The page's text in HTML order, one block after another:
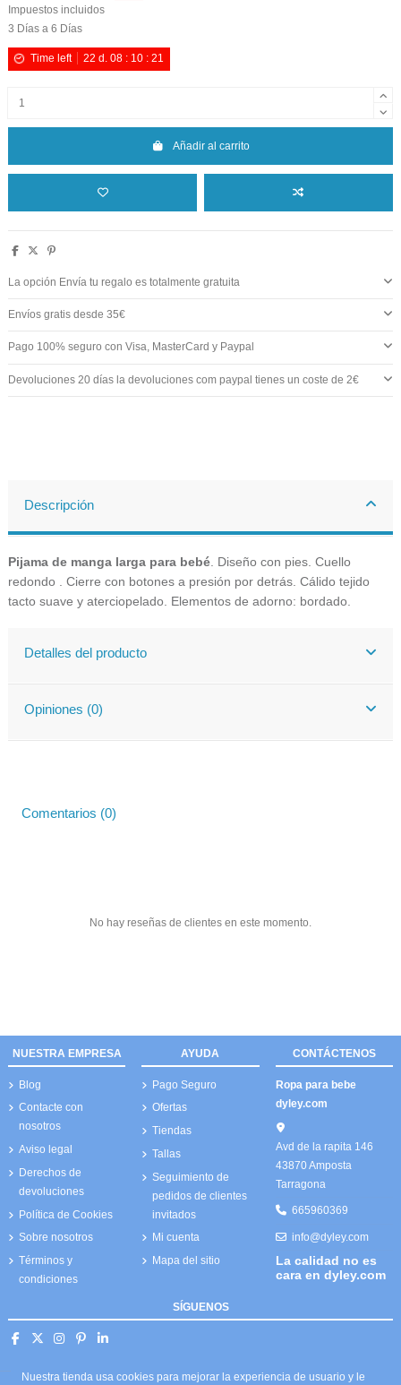
Impuestos incluidos
3 Días a 6 Días
Time left 22 d. 08 : 10 :20
Añadir al carrito
La opción Envía tu regalo es totalmente gratuita
Envíos gratis desde 35€
Pago 100% seguro con Visa, MasterCard y Paypal
Devoluciones 20 días la devoluciones com paypal tienes un coste de 2€
Descripción
Pijama de manga larga para bebé . Diseño con pies. Cuello
redondo . Cierre con botones a presión por detrás. Cálido tejido
tacto suave y aterciopelado. Elementos de adorno: bordado.
Detalles del producto
Opiniones (0)
Comentarios (0)
No hay reseñas de clientes en este momento.
NUESTRA EMPRESA
Blog
Contacte con
nosotros
Aviso legal
Derechos de
devoluciones
Política de Cookies
Sobre nosotros
Términos y
condiciones
AYUDA
Pago Seguro
Ofertas
Tiendas
Tallas
Seguimiento de
pedidos de clientes
invitados
Mi cuenta
Mapa del sitio
CONTÁCTENOS
Ropa para bebe
dyley.com
Avd de la rapita 146
43870 Amposta
Tarragona
665960369
info@dyley.com
La calidad no es
cara en dyley.com
SÍGUENOS
Nuestra tienda usa cookies para mejorar la experiencia de usuario y le